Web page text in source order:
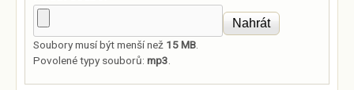
Soubory musí být menší než 15 MB
Povolené typy souborů: mp3